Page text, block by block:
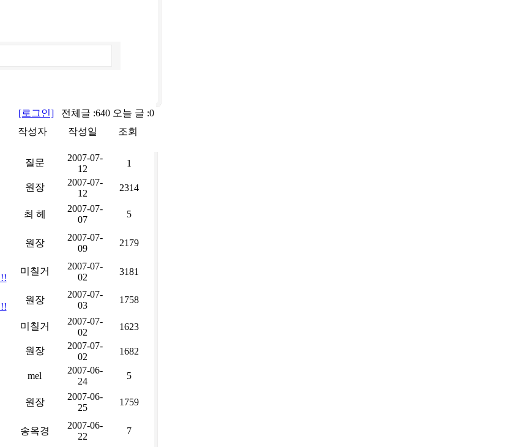
[로그인] 전체글 :640 오늘 글 :0
작성자 작성일 조회
질문
2007-07-
12
1
원장
2007-07-
12
2314
최 헤
2007-07-
07
5
원장
2007-07-
09
2179
미칠거
2007-07-
02
3181
원장
2007-07-
03
1758
미칠거
2007-07-
02
1623
원장
2007-07-
02
1682
mel
2007-06-
24
5
원장
2007-06-
25
1759
송옥경
2007-06-
22
7